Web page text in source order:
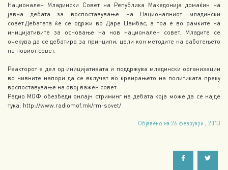
Национален Младински Совет на Република Македонија домаќин на
јавна дебата за воспоставување на Националниот младински
совет.Дебатата ќе се одржи во Даре Џамбас, а тоа е во рамките на
иницијативите за основање на нов национален совет. Младите се
очекува да се дебатира за принципи, цели кон методите на работењето
на новиот совет.
Реакторот е дел од иницијативата и поддржува младински организации
во нивните напори да се вклучат во креирањето на политиката преку
воспоставување на овој важен совет.
Радио МОФ обезбеди онлајн стриминг на дебата која може да се најде
тука: http://www.radiomof.mk/rm-sovet/
Објавено на 26 февруари , 2013